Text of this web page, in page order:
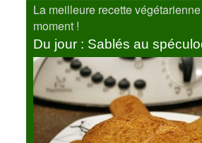
La meilleure recette
moment !
Du jour : Sablés au